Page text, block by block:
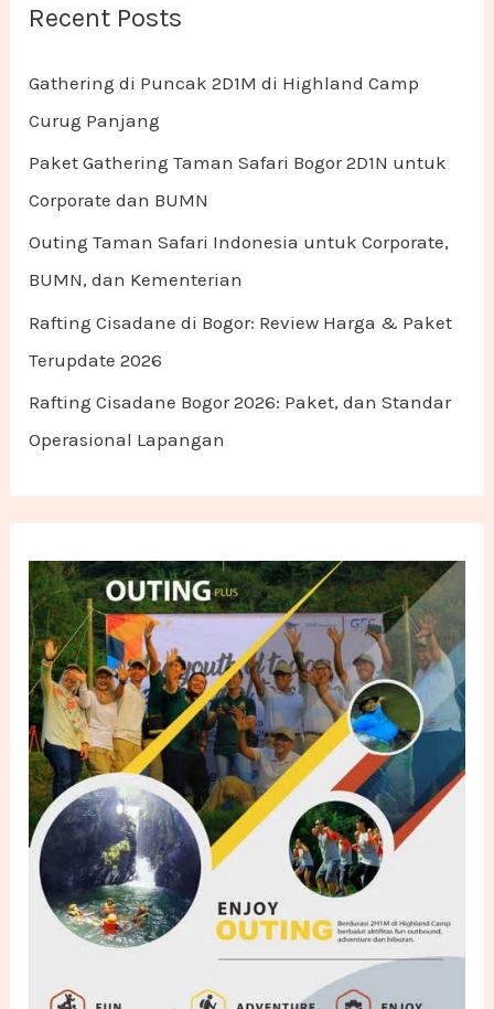
Recent Posts
Gathering di Puncak 2D1M di Highland Camp
Curug Panjang
Paket Gathering Taman Safari Bogor 2D1N untuk
Corporate dan BUMN
Outing Taman Safari Indonesia untuk Corporate,
BUMN, dan Kementerian
Rafting Cisadane di Bogor: Review Harga & Paket
Terupdate 2026
Rafting Cisadane Bogor 2026: Paket, dan Standar
Operasional Lapangan